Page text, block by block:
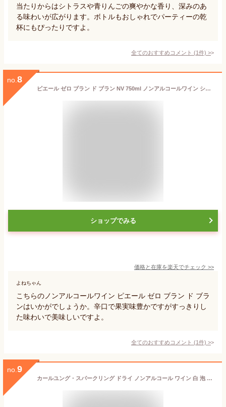
当たりからはシトラスや青りんごの爽やかな香り、深みのあ
る味わいが広がります。ボトルもおしゃれでパーティーの乾
杯にもぴったりですよ。
全てのおすすめコメント (1件) >
no. 8
ピエール ゼロ ブラン ド ブラン NV 750ml ノンアルコールワイン シャンパン シャンパンスパークリングワイン 辛口 清涼飲料水 アルコール度数0.0％ ブドウジュース 長S
ショップでみる
価格と在庫を楽天でチェック >>
よねちゃん
こちらのノンアルコールワイン ピエール ゼロ ブラン ド ブラ
ンはいかがでしょうか。辛口で果実味豊かですがすっきりし
た味わいで美味しいですよ。
全てのおすすめコメント (1件) >
no. 9
カールユング・スパークリング ドライ ノンアルコール ワイン 白 泡 辛口 脱アルコールワイン 低アルコール 0.1％ ドイツ 750ML ギフト 敬老の日